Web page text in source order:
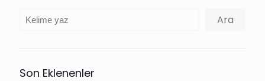
Ara Ara
Son Eklenenler